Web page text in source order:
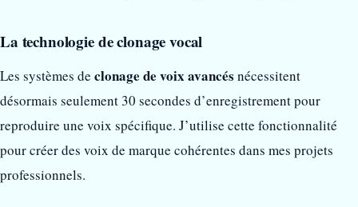
La technologie de clonage vocal
Les systèmes de clonage de voix avancés nécessitent
désormais seulement 30 secondes d’enregistrement pour
reproduire une voix spécifique. J’utilise cette fonctionnalité
pour créer des voix de marque cohérentes dans mes projets
professionnels.